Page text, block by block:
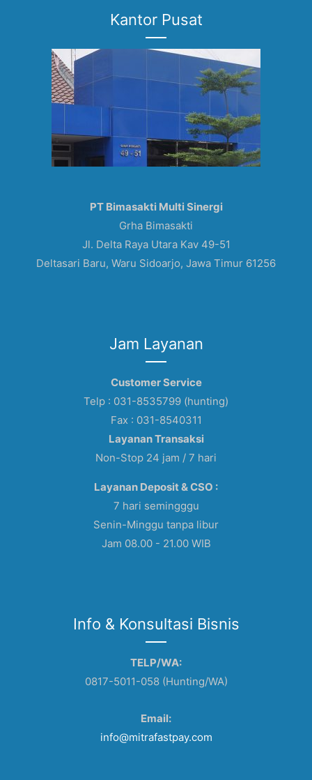
Kantor Pusat
PT Bimasakti Multi Sinergi
Grha Bimasakti
Jl. Delta Raya Utara Kav 49-51
Deltasari Baru, Waru Sidoarjo, Jawa Timur 61256
Jam Layanan
Customer Service
Telp : 031-8535799 (hunting)
Fax : 031-8540311
Layanan Transaksi
Non-Stop 24 jam / 7 hari
Layanan Deposit & CSO :
7 hari semingggu
Senin-Minggu tanpa libur
Jam 08.00 - 21.00 WIB
Info & Konsultasi Bisnis
TELP/WA:
0817-5011-058 (Hunting/WA)
Email:
info@mitrafastpay.com